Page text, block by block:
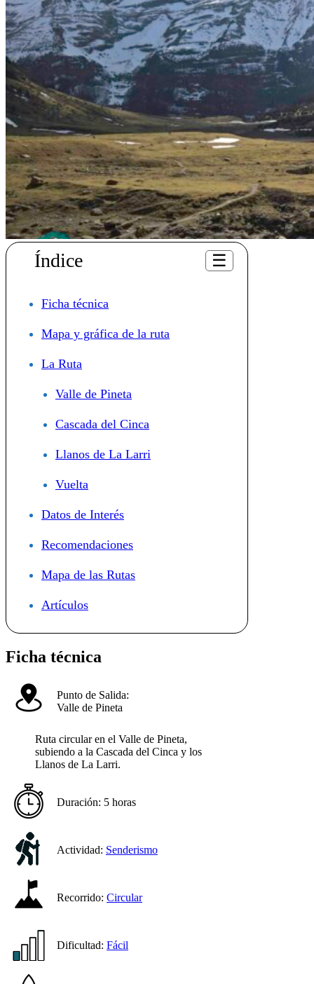
Índice ☰
Ficha técnica
Mapa y gráfica de la ruta
La Ruta
Valle de Pineta
Cascada del Cinca
Llanos de La Larri
Vuelta
Datos de Interés
Recomendaciones
Mapa de las Rutas
Artículos
Ficha técnica
Punto de Salida:
Valle de Pineta
Ruta circular en el Valle de Pineta,
subiendo a la Cascada del Cinca y los
Llanos de La Larri.
Duración: 5 horas
Actividad: Senderismo
Recorrido: Circular
Dificultad: Fácil